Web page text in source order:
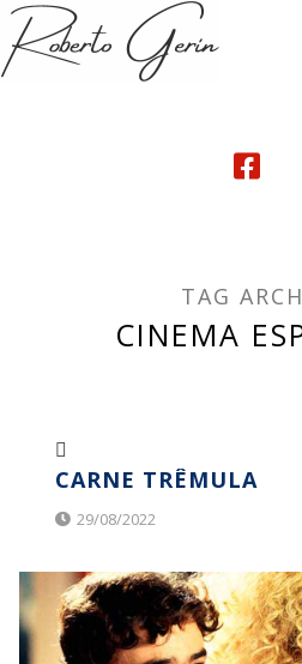
TAG
CINEMA
CARNE TRÊMULA
29/08/2022